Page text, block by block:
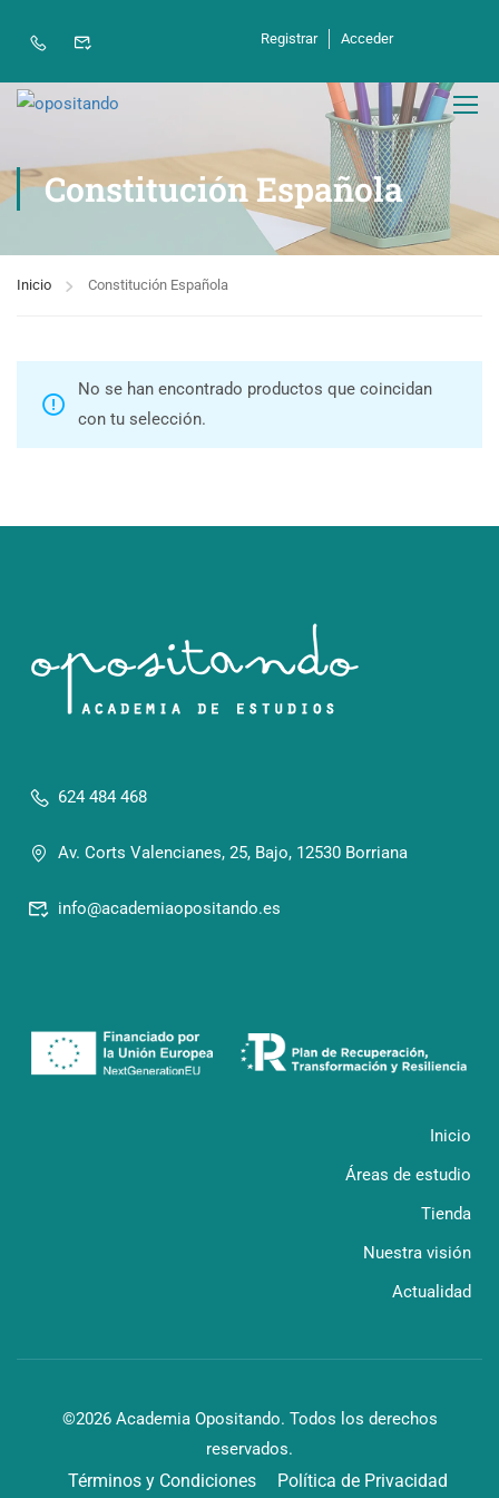
Registrar Acceder
Constitución Española
Inicio Constitución Española
No se han encontrado productos que coincidan
con tu selección.
624 484 468
Av. Corts Valencianes, 25, Bajo, 12530 Borriana
info@academiaopositando.es
Inicio
Áreas de estudio
Tienda
Nuestra visión
Actualidad
©2026 Academia Opositando. Todos los derechos
reservados.
Términos y Condiciones Política de Privacidad